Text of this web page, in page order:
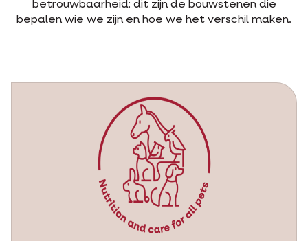
betrouwbaarheid: dit zijn de bouwstenen die
bepalen wie we zijn en hoe we het verschil maken.